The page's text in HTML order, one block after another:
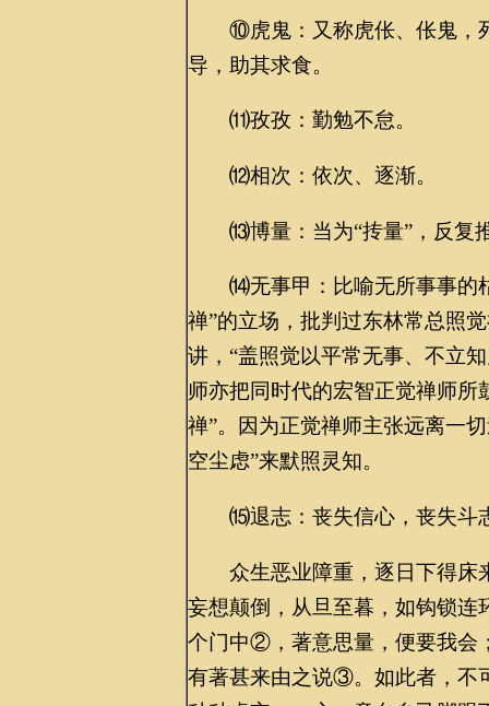
⑩虎鬼：又称虎伥、伥鬼，死
导，助其求食。
⑾孜孜：勤勉不怠。
⑿相次：依次、逐渐。
⒀博量：当为“抟量”，反复
⒁无事甲：比喻无所事事的枯
禅”的立场，批判过东林常总照
讲，“盖照觉以平常无事、不立
师亦把同时代的宏智正觉禅师所
禅”。因为正觉禅师主张远离一
空尘虑”来默照灵知。
⒂退志：丧失信心，丧失斗
众生恶业障重，逐日下得床
妄想颠倒，从旦至暮，如钩锁连
个门中②，著意思量，便要我会
有著甚来由之说③。如此者，不